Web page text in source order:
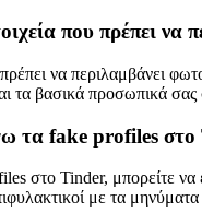
που πρέπει να
να περιλαμβάνει
τα βασικά προσωπικά σας
τα fake profiles
στο Tinder, μπορείτε να
με τα